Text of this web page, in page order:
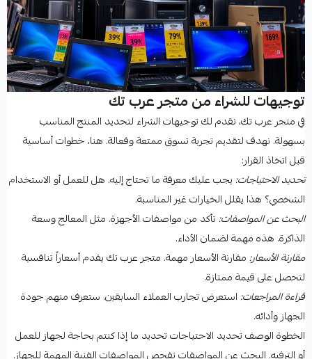
توجيهات للشراء من متجر عرب تك
في متجر عرب تك، نقدم لك توجيهات الشراء لتحديد المنتج المناسب
بسهولة. نهدف لتقديم تجربة تسوق ممتعة وفعالة. هنا، خطوات أساسية
قبل اتخاذ القرار:
تحديد الاحتياجات: يجب عليك معرفة ما تحتاج إليه. هل للعمل أو الاستخدام
الشخصي؟ هذا يقلل الخيارات غير المناسبة.
البحث عن المواصفات:تأكد من مواصفات الأجهزة. مثل المعالج وسعة
الذاكرة. هذه مهمة لضمان الأداء.
مقارنة الأسعار: مقارنة الأسعار مهمة. متجر عرب تك يقدم أسعاراً تنافسية
لتحصل على قيمة ممتازة.
قراءة المراجعات: استعرض تجارب العملاء السابقين. ستعرف منهم جودة
الجهاز وأدائه.
الخطوة الوصف تحديد الاحتياجات تحديد ما إذا كنتم بحاجة لجهاز للعمل
أو الترفيه. البحث عن المواصفات تفحص المواصفات الفنية المهمة للجهاز.